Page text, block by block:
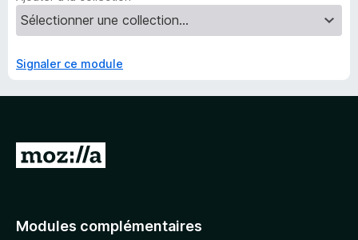
Signaler ce module
A
e
Modules complémentaires